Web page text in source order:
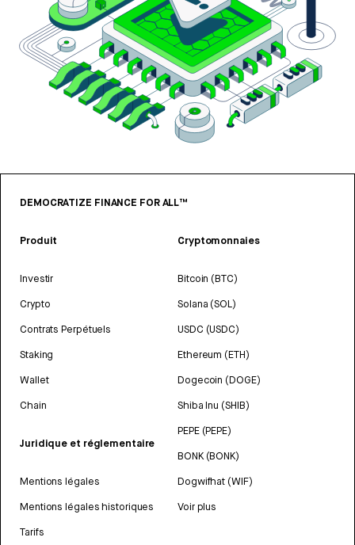
DEMOCRATIZE FINANCE FOR ALL™
Produit
Investir
Crypto
Contrats Perpétuels
Staking
Wallet
Chain
Juridique et réglementaire
Mentions légales
Mentions légales historiques
Tarifs
Cryptomonnaies
Bitcoin (BTC)
Solana (SOL)
USDC (USDC)
Ethereum (ETH)
Dogecoin (DOGE)
Shiba Inu (SHIB)
PEPE (PEPE)
BONK (BONK)
Dogwifhat (WIF)
Voir plus